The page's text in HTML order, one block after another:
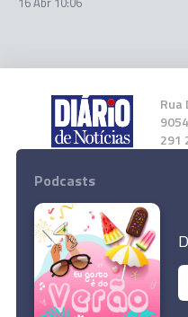
Rua
291
© 2026 Empresa
Podcasts